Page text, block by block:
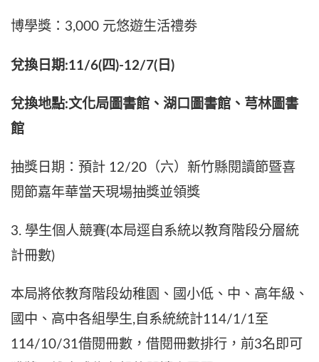
博學獎：3,000 元悠遊生活禮劵
兌換日期:11/6(四)-12/7(日)
兌換地點:文化局圖書館、湖口圖書館、芎林圖書
館
抽獎日期：預計 12/20（六）新竹縣閱讀節暨喜
閱節嘉年華當天現場抽獎並領獎
3. 學生個人競賽(本局逕自系統以教育階段分層統
計冊數)
本局將依教育階段幼稚園、國小低、中、高年級、
國中、高中各組學生,自系統統計114/1/1至
114/10/31借閱冊數，借閱冊數排行，前3名即可